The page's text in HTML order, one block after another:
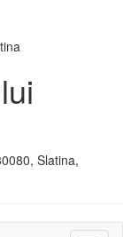
Slatina,